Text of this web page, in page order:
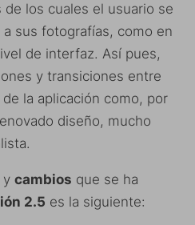
los cuales el usuario se
a sus fotografías, como en
de interfaz. Así pues,
y transiciones entre
la aplicación como, por
diseño, mucho
y cambios que se ha
2.5 es la siguiente: